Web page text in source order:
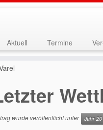
Aktuell Termine
wurde veröffentlicht unter Jahr